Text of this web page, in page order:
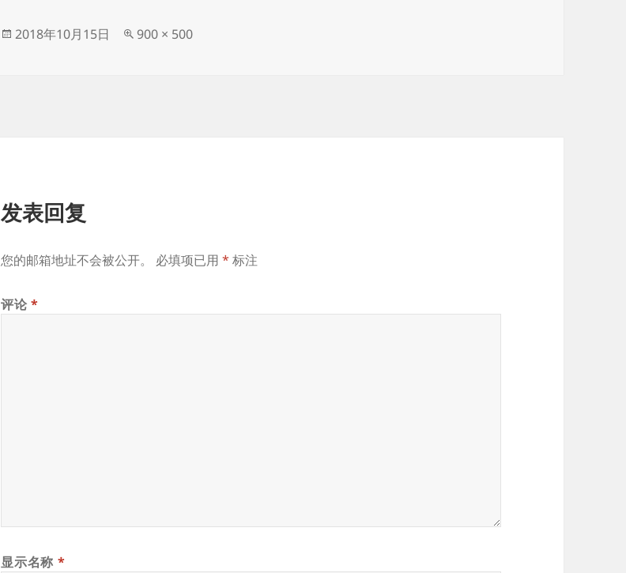
发
2018年10月15日
原
900 × 500
发表回复
您的邮箱地址不会被公开。 必填项已用* 标注
评论*
显示名称 *